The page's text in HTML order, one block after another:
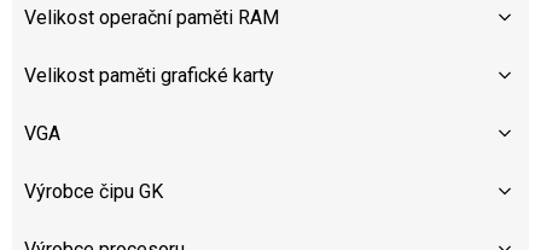
Velikost operační paměti RAM
Velikost paměti grafické karty
VGA
Výrobce čipu GK